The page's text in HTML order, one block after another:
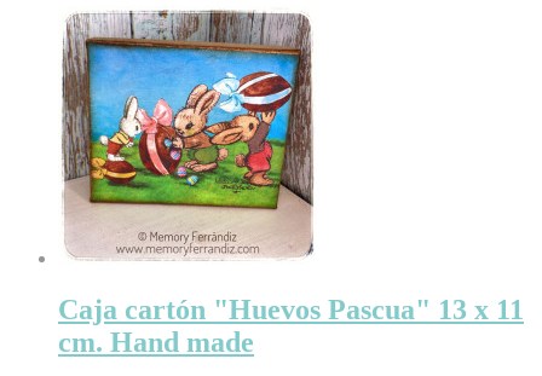
Caja cartón "Huevos Pascua" 13 x 11
cm. Hand made